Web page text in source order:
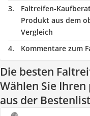
Faltreifen-
Produkt aus dem
Vergleich
Kommentare zum
Die besten
Wählen Sie
aus der